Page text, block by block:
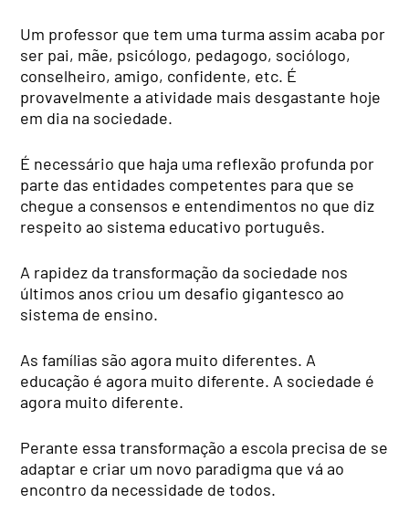
Um professor que tem uma turma assim acaba por
ser pai, mãe, psicólogo, pedagogo, sociólogo,
conselheiro, amigo, confidente, etc. É
provavelmente a atividade mais desgastante hoje
em dia na sociedade.
É necessário que haja uma reflexão profunda por
parte das entidades competentes para que se
chegue a consensos e entendimentos no que diz
respeito ao sistema educativo português.
A rapidez da transformação da sociedade nos
últimos anos criou um desafio gigantesco ao
sistema de ensino.
As famílias são agora muito diferentes. A
educação é agora muito diferente. A sociedade é
agora muito diferente.
Perante essa transformação a escola precisa de se
adaptar e criar um novo paradigma que vá ao
encontro da necessidade de todos.